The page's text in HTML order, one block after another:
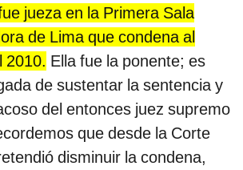
jueza en la Primera Sala
de Lima que condena al
2010. Ella fue la ponente; es
de sustentar la sentencia y
del entonces juez supremo
que desde la Corte
disminuir la condena,